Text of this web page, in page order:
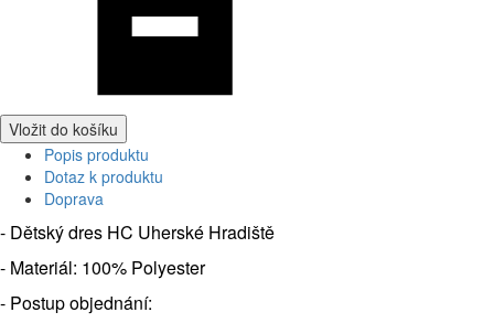
Vložit do košíku
Popis produktu
Dotaz k produktu
Doprava
- Dětský dres HC Uherské Hradiště
- Materiál: 100% Polyester
- Postup objednání: